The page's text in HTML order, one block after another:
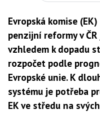
Evropská komise
penzijní reformy v
vzhledem k dopadu
rozpočet podle
Evropské unie. K
systému je potřeba
EK ve středu na